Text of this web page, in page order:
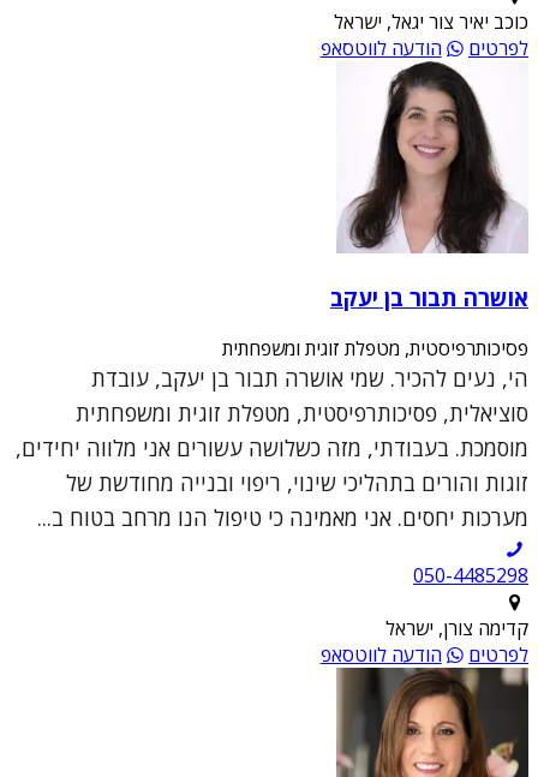
כוכב יאיר צור יגאל, ישראל
לפרטים
הודעה לווטסאפ
אושרה תבור בן יעקב
פסיכותרפיסטית, מטפלת זוגית ומשפחתית
הי, נעים להכיר. שמי אושרה תבור בן יעקב, עובדת
סוציאלית, פסיכותרפיסטית, מטפלת זוגית ומשפחתית
מוסמכת. בעבודתי, מזה כשלושה עשורים אני מלווה יחידים,
זוגות והורים בתהליכי שינוי, ריפוי ובנייה מחודשת של
מערכות יחסים. אני מאמינה כי טיפול הנו מרחב בטוח ב...
050-4485298
קדימה צורן, ישראל
לפרטים
הודעה לווטסאפ